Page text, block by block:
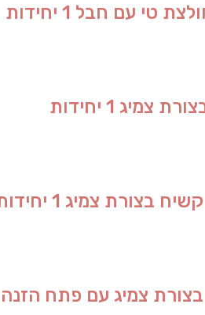
טי עם חבל 1 יחידות
1 יחידות
בצורת צמיג 1 יחידות
צמיג עם פתח הזנה 1 יחידות